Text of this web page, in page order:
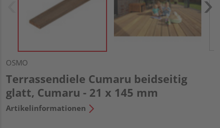
OSMO
Terrassendiele Cumaru beidseitig
glatt, Cumaru - 21 x 145 mm
Artikelinformationen